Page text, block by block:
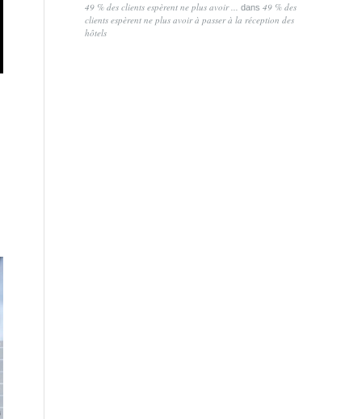
49 % des clients espèrent ne plus avoir ... dans49 % des
clients espèrent ne plus avoir à passer à la réception des
hôtels